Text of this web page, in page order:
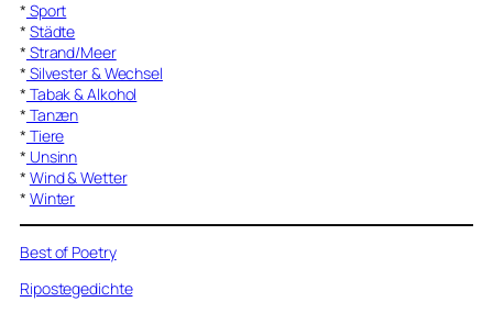
* Sport
* Städte
* Strand/Meer
* Silvester & Wechsel
* Tabak & Alkohol
* Tanzen
* Tiere
* Unsinn
* Wind & Wetter
* Winter
Best of Poetry
Ripostegedichte